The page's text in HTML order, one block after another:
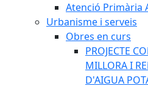
Atenció Primària
Urbanisme i serveis
Obres en curs
PROJECTE
MILLORA I
D'AIGUA